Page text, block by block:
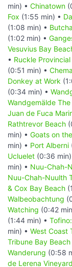
min) • Chinatown
Fox (1:55 min) •
(1:08 min) •
(1:02 min) •
Vesuvius Bay
• Ruckle Provincial
(0:51 min) •
Donkey at Work
(0:34 min) •
Wandgemälde
Juan de Fuca
Rathtrevor Beach
min) • Goats on
min) • Port Alberni
Ucluelet (0:36 min)
min) • Nuu-Chah-
Nuu-Chah-Nuulth
& Cox Bay Beach
Walbeobachtung
Watching (0:42
(1:44 min) •
min) • West Coast
Tribune Bay Beach
Wanderung (0:58
de Lerena Vineyard